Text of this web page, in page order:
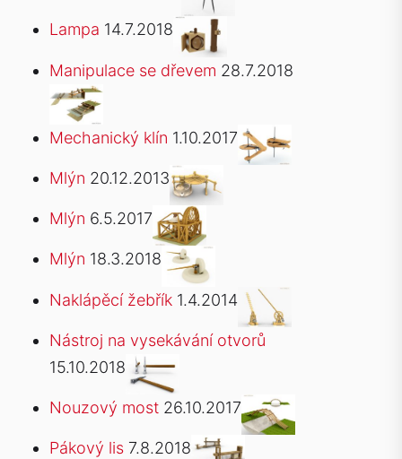
Lampa 14.7.2018
Manipulace se dřevem 28.7.2018
Mechanický klín 1.10.2017
Mlýn 20.12.2013
Mlýn 6.5.2017
Mlýn 18.3.2018
Naklápěcí žebřík 1.4.2014
Nástroj na vysekávání otvorů
15.10.2018
Nouzový most 26.10.2017
Pákový lis 7.8.2018